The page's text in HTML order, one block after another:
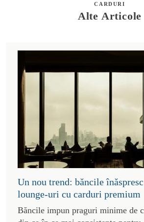
CARDURI
Alte Articole
Un nou trend: băncile
lounge-uri cu carduri premium
Băncile impun praguri minime de